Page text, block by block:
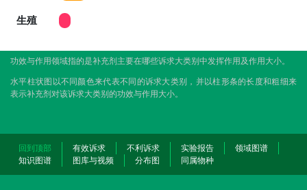
生殖
功效与作用领域指的是补充剂主要在哪些诉求大类别中发挥作用及作用大小。
水平柱状图以不同颜色来代表不同的诉求大类别，并以柱形条的长度和粗细来
表示补充剂对该诉求大类别的功效与作用大小。
回到顶部 有效诉求 不利诉求 实验报告
领域图谱
知识图谱
图库与视频 分布图 同属物种